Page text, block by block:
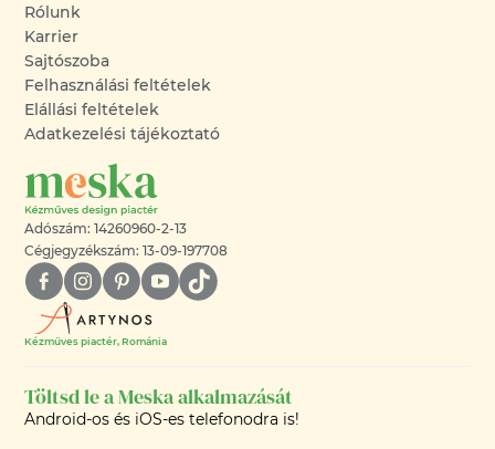
Rólunk
Karrier
Sajtószoba
Felhasználási feltételek
Elállási feltételek
Adatkezelési tájékoztató
Adószám: 14260960-2-13
Cégjegyzékszám: 13-09-197708
Kézműves piactér, Románia
Töltsd le a Meska alkalmazását
Android-os és iOS-es telefonodra is!